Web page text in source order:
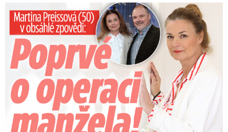
Preissová (50) v obsáhlé zpovědi: Poprvé o operaci manžela